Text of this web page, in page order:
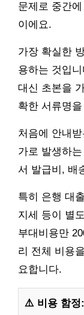
문제로 중간
이에요.
가장 확실한
용하는 것입
대신 초본을
확한 서류명
처음에 안내
가로 발생하
서 발급비, 배
특히 은행 대
지세 등이 별
부대비용만
리 전체 비용
요합니다.
⚠️ 비용 함정: